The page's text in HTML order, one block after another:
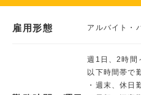
雇用形態 アルバイト・
週1日、2時間
以下時間帯で
・週末、休日